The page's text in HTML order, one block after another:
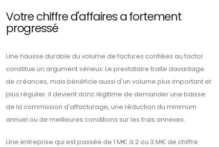
Votre chiffre d'affaires a fortement
progressé
Une hausse durable du volume de factures confiées au factor
constitue un argument sérieux. Le prestataire traite davantage
de créances, mais bénéficie aussi d'un volume plus important et
plus régulier. Il devient donc légitime de demander une baisse
de la commission d'affacturage, une réduction du minimum
annuel ou de meilleures conditions sur les frais annexes.
Une entreprise qui est passée de 1 M€ à 2 ou 3 M€ de chiffre